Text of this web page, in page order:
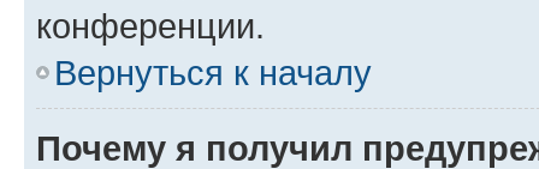
конференции.
Вернуться к началу
Почему я получил